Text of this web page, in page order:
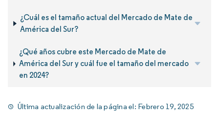
¿Cuál es el tamaño actual del Mercado de Mate de
América del Sur?
¿Qué años cubre este Mercado de Mate de
América del Sur y cuál fue el tamaño del mercado
en 2024?
Última actualización de la página el: Febrero 19, 2025